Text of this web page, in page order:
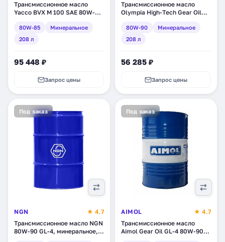
Трансмиссионное масло
Yacco BVX M 100 SAE 80W-85,
80W-85
Минеральное
208 л
95 448 ₽
Запрос цены
Трансмиссионное масло
Olympia High-Tech Gear Oil
208 л (2116.111-208)
80W-90
Минеральное
208 л
56 285 ₽
Запрос цены
Под заказ
NGN
★ 4.7
Трансмиссионное масло NGN
80W-90 GL-4, минеральное,
Под заказ
AIMOL
★ 4.7
Трансмиссионное масло
Aimol Gear Oil GL-4 80W-90,